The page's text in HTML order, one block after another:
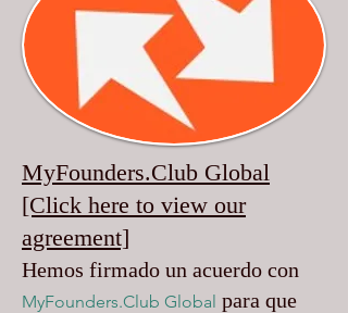
MyFounders.Club Global
[Click here to view our
agreement]
Hemos firmado un acuerdo con
MyFounders.Club Global para que